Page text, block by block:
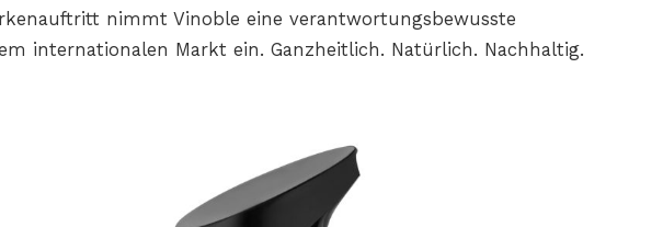
nimmt Vinoble eine verantwortungsbewusste
internationalen Markt ein. Ganzheitlich. Natürlich. Nachhaltig.